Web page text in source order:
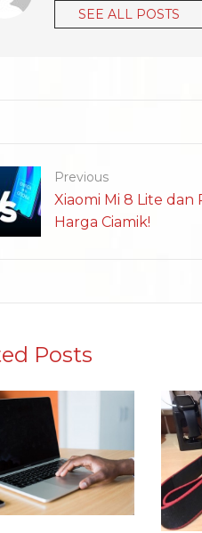
SEE ALL POSTS
Previous
Xiaomi Mi 8 Lite dan
Harga Ciamik!
Posts